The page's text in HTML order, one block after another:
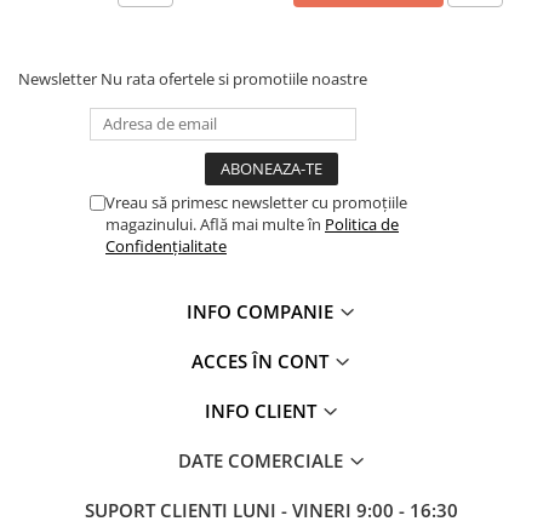
Newsletter Nu rata ofertele si promotiile noastre
Vreau să primesc newsletter cu promoțiile
magazinului. Află mai multe în Politica de
Confidențialitate
INFO COMPANIE
ACCES ÎN CONT
INFO CLIENT
DATE COMERCIALE
SUPORT CLIENTI LUNI - VINERI 9:00 - 16:30